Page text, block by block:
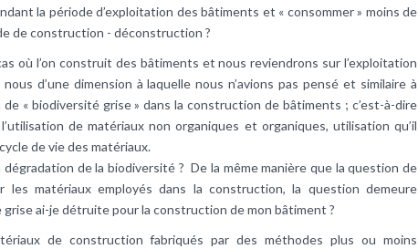
la période d’exploitation des bâtiments et « consommer » moins de
de construction - déconstruction ?
où l’on construit des bâtiments et nous reviendrons sur l’exploitation
d’une dimension à laquelle nous n’avions pas pensé et similaire à
de « biodiversité grise » dans la construction de bâtiments ; c’est-à-dire
de matériaux non organiques et organiques, utilisation qu’il
de vie des matériaux.
dégradation de la biodiversité ? De la même manière que la question de
les matériaux employés dans la construction, la question demeure
ai-je détruite pour la construction de mon bâtiment ?
de construction fabriqués par des méthodes plus ou moins